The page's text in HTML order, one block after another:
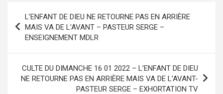
de
l’article
L’ENFANT DE DIEU NE RETOURNE PAS EN ARRIÈRE
MAIS VA DE L’AVANT – PASTEUR SERGE –
ENSEIGNEMENT MDLR
CULTE DU DIMANCHE 16 01 2022 – L’ENFANT DE DIEU
NE RETOURNE PAS EN ARRIÈRE MAIS VA DE L’AVANT-
PASTEUR SERGE – EXHORTATION TV